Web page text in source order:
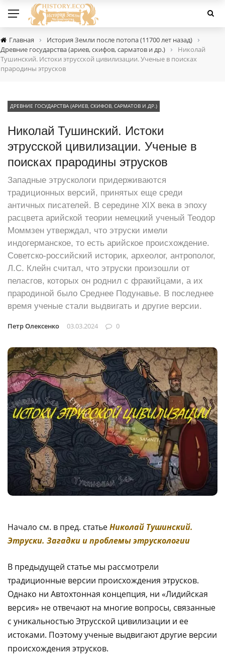
Главная › История Земли после потопа (11700 лет назад) ›
Древние государства (ариев, скифов, сарматов и др.) ›
Николай
Тушинский. Истоки этрусской цивилизации. Ученые в поисках
прародины этрусков
ДРЕВНИЕ ГОСУДАРСТВА (АРИЕВ, СКИФОВ, САРМАТОВ И ДР.)
Николай Тушинский. Истоки
этрусской цивилизации. Ученые в
поисках прародины этрусков
Западные этрускологи придерживаются
традиционных версий, принятых еще среди
античных писателей. В середине XIX века в эпоху
расцвета арийской теории немецкий ученый Теодор
Моммзен утверждал, что этруски имели
индогерманское, то есть арийское происхождение.
Советско-российский историк, археолог, антрополог,
Л.С. Клейн считал, что этруски произошли от
пеласгов, которых он роднил с фракийцами, а их
прародиной было Среднее Подунавье. В последнее
время ученые стали выдвигать и другие версии.
Петр Олексенко 03.03.2024 0
Начало см. в пред. статьеНиколай Тушинский.
Этруски. Загадки и проблемы этрускологии
В предыдущей статье мы рассмотрели
традиционные версии происхождения этрусков.
Однако ни Автохтонная концепция, ни «Лидийская
версия» не отвечают на многие вопросы, связанные
с уникальностью Этрусской цивилизации и ее
истоками. Поэтому ученые выдвигают другие версии
происхождения этрусков.